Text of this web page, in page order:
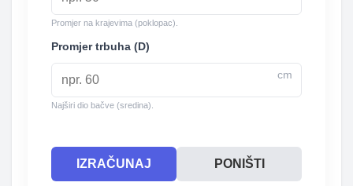
Promjer na krajevima (poklopac).
Promjer trbuha (D)
cm
Najširi dio bačve (sredina).
IZRAČUNAJ PONIŠTI